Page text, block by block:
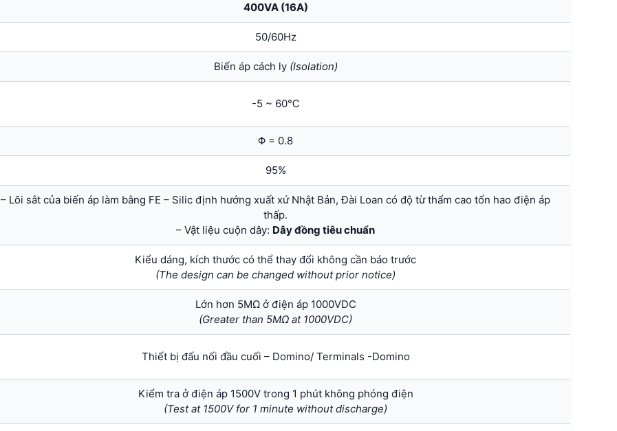
400VA (16A)
50/60Hz
Biến áp cách ly (Isolation)
-5 ~ 60℃
Φ = 0.8
95%
– Lõi sắt của biến áp làm bằng FE – Silic định hướng xuất xứ Nhật Bản, Đài Loan có độ từ thẩm cao tổn hao điện áp
thấp.
– Vật liệu cuộn dây: Dây đồng tiêu chuẩn
Kiểu dáng, kích thước có thể thay đổi không cần báo trước
(The design can be changed without prior notice)
Lớn hơn 5MΩ ở điện áp 1000VDC
(Greater than 5MΩ at 1000VDC)
Thiết bị đấu nối đầu cuối – Domino/ Terminals -Domino
Kiểm tra ở điện áp 1500V trong 1 phút không phóng điện
(Test at 1500V for 1 minute without discharge)